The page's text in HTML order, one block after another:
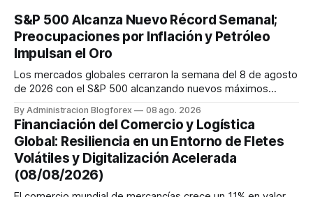
S&P 500 Alcanza Nuevo Récord Semanal;
Preocupaciones por Inflación y Petróleo
Impulsan el Oro
Los mercados globales cerraron la semana del 8 de agosto
de 2026 con el S&P 500 alcanzando nuevos máximos
renta fija vio una caída en los rendimientos del Tesoro de
EE. UU. tras un informe de empleo más débil. El petróleo se
mantuvo al ...
By Administracion Blogforex 08 ago. 2026
Financiación del Comercio y Logística
Global: Resiliencia en un Entorno de Fletes
Volátiles y Digitalización Acelerada
(08/08/2026)